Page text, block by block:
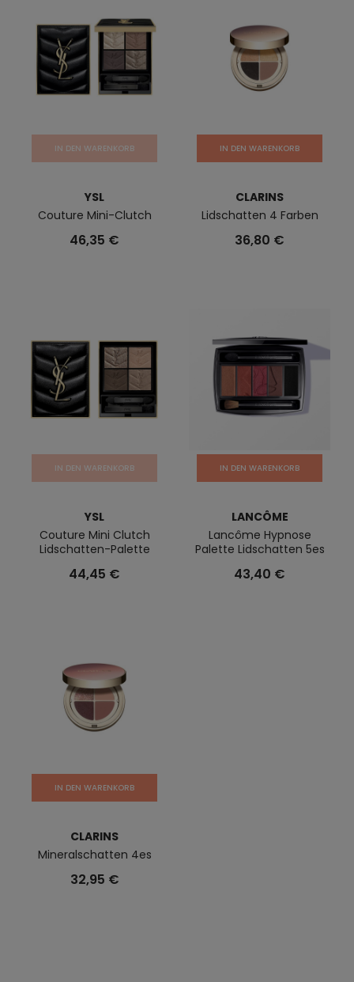
IN DEN WARENKORB
YSL
Couture Mini-Clutch
46,35 €
IN DEN WARENKORB
CLARINS
Lidschatten 4 Farben
36,80 €
IN DEN WARENKORB
YSL
Couture Mini Clutch
Lidschatten-Palette
44,45 €
IN DEN WARENKORB
LANCÔME
Lancôme Hypnose
Palette Lidschatten 5es
43,40 €
IN DEN WARENKORB
CLARINS
Mineralschatten 4es
32,95 €